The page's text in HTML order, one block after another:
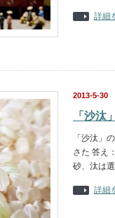
詳細
2013-5-30
「沙汰
「沙汰」
さた 答え
砂、汰は
詳細